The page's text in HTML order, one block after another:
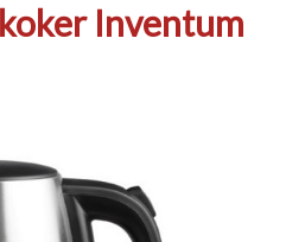
Inventum